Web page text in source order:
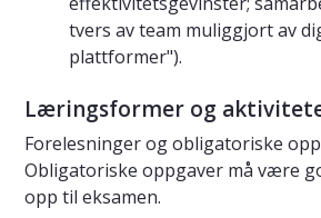
tvers av team muliggjort av
plattformer").
Læringsformer og
Forelesninger og obligatoriske
Obligatoriske oppgaver må være
opp til eksamen.